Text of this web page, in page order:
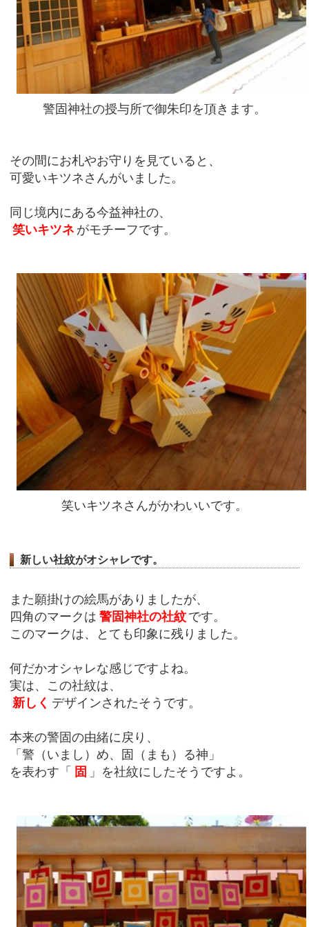
警固神社の授与所で御朱印を頂きます。
その間にお札やお守りを見ていると、
可愛いキツネさんがいました。
同じ境内にある今益神社の、
笑いキツネ がモチーフです。
笑いキツネさんがかわいいです。
新しい社紋がオシャレです。
また願掛けの絵馬がありましたが、
四角のマークは 警固神社の社紋 です。
このマークは、とても印象に残りました。
何だかオシャレな感じですよね。
実は、この社紋は、
新しく デザインされたそうです。
本来の警固の由緒に戻り、
「警（いまし）め、固（まも）る神」
を表わす「
固 」を社紋にしたそうですよ。